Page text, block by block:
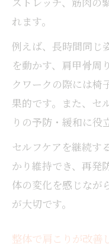
れます。
例えば、長時間同じ
を動かす、肩甲骨周
クワークの際には椅
果的です。また、セ
りの予防・緩和に役
セルフケアを継続す
かり維持でき、再発
体の変化を感じなが
が大切です。
整体で肩こりが改善